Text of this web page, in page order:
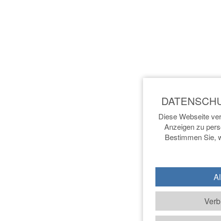
Diese Webseite
Anzeigen zu
Bestimmen Sie,